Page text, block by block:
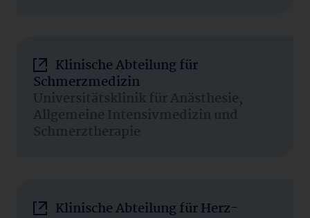
Klinische Abteilung für
Schmerzmedizin
Universitätsklinik für Anästhesie,
Allgemeine Intensivmedizin und
Schmerztherapie
Klinische Abteilung für Herz-